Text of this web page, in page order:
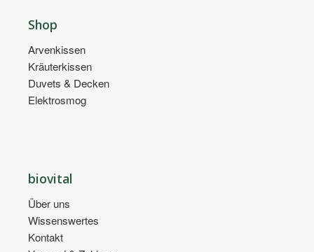
Shop
Arvenkissen
Kräuterkissen
Duvets & Decken
Elektrosmog
biovital
Über uns
Wissenswertes
Kontakt